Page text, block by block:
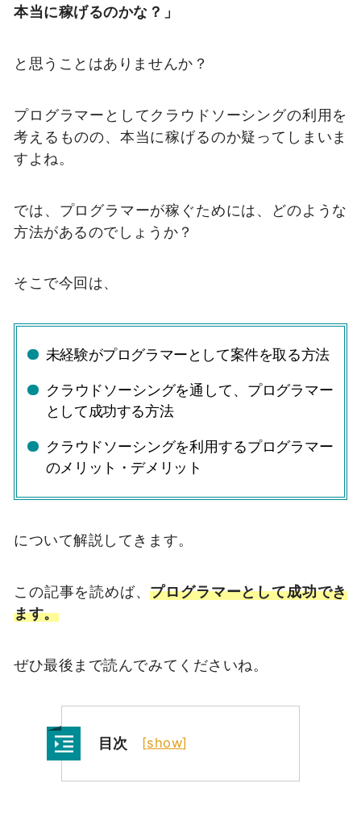
本当に稼げるのかな？」
と思うことはありませんか？
プログラマーとしてクラウドソーシングの利用を
考えるものの、本当に稼げるのか疑ってしまいま
すよね。
では、プログラマーが稼ぐためには、どのような
方法があるのでしょうか？
そこで今回は、
未経験がプログラマーとして案件を取る方法
クラウドソーシングを通して、プログラマー
として成功する方法
クラウドソーシングを利用するプログラマー
のメリット・デメリット
について解説してきます。
この記事を読めば、プログラマーとして成功でき
ます。
ぜひ最後まで読んでみてくださいね。
目次 [show]